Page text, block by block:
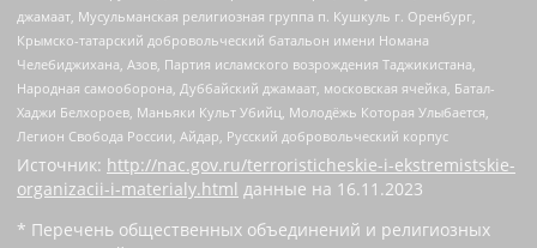
джамаат, Мусульманская религиозная группа п. Кушкуль г. Оренбург,
Крымско-татарский добровольческий батальон имени Номана
Челебиджихана, Азов, Партия исламского возрождения Таджикистана,
Народная самооборона, Дуббайский джамаат, московская ячейка, Батал-
Хаджи Белхороев, Маньяки Культ Убийц, Молодёжь Которая Улыбается,
Легион Свобода России, Айдар, Русский добровольческий корпус
Источник: http://nac.gov.ru/terroristicheskie-i-ekstremistskie-
organizacii-i-materialy.html данные на 16.11.2023
* Перечень общественных объединений и религиозных